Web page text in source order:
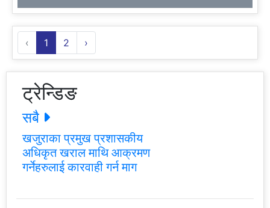
‹ 1 2 ›
ट्रेन्डिङ
सबै
खजुराका प्रमुख प्रशासकीय
अधिकृत खराल माथि आक्रमण
गर्नेहरुलाई कारवाही गर्न माग